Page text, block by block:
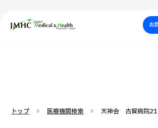
ジャパン・メディカル＆ヘルスツーリズムセンタお
トップ 医療機関検索 天神会 古賀病院21